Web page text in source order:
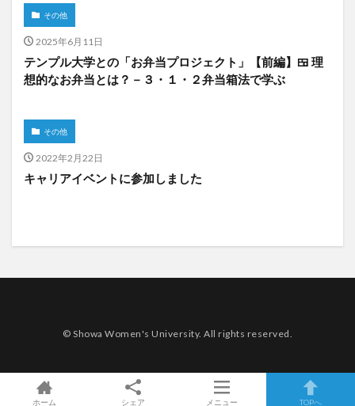
その他
2025年6月11日
テンプル大学との「お弁当プロジェクト」【前編】🍱 理
想的なお弁当とは？－３・１・２弁当箱法で学ぶ
その他
2022年2月22日
キャリアイベントに参加しました
© Showa Women's University. All rights reserved.
ホーム シェア メニュー TOPへ